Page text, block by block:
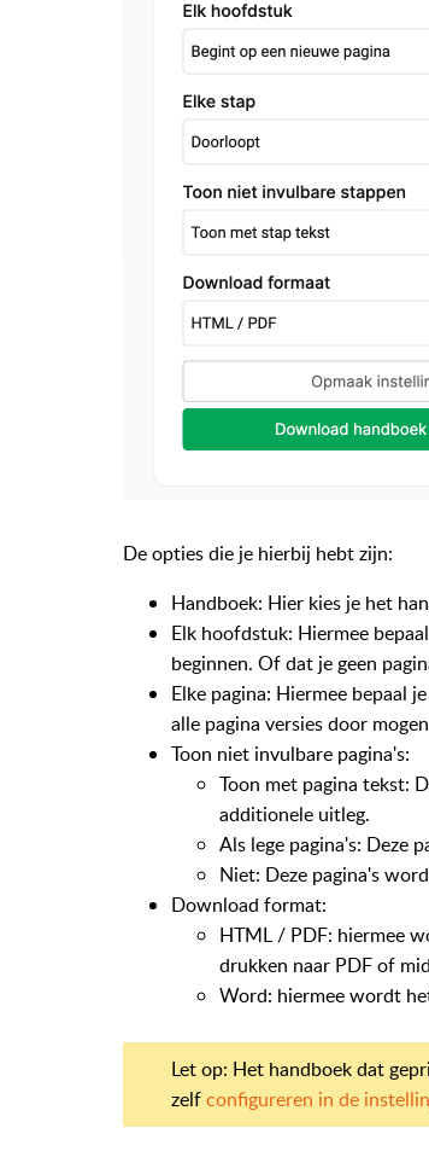
De opties die je hierbij hebt zijn:
Handboek: Hier kies je het
Elk hoofdstuk: Hiermee
beginnen. Of dat je geen
Elke pagina: Hiermee bepaal
alle pagina versies door
Toon niet invulbare pagina's:
Toon met pagina tekst:
additionele uitleg.
Als lege pagina's: Deze
Niet: Deze pagina's
Download format:
HTML / PDF: hiermee
drukken naar PDF of
Word: hiermee wordt
Let op: Het handboek dat
zelfconfigureren in de